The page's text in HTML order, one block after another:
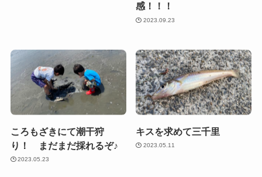
感！！！
2023.09.23
ころもざきにて潮干狩
り！ まだまだ採れるぞ♪
2023.05.23
キスを求めて三千里
2023.05.11